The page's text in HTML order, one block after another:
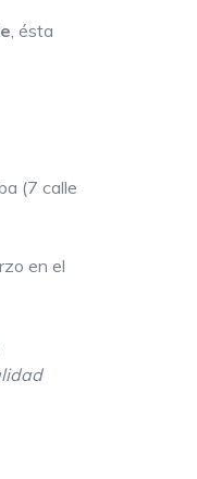
ésta
(7 calle
en el